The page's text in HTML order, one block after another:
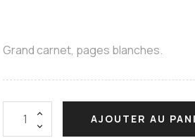
Grand carnet, pages blanches.
AJOUTER AU